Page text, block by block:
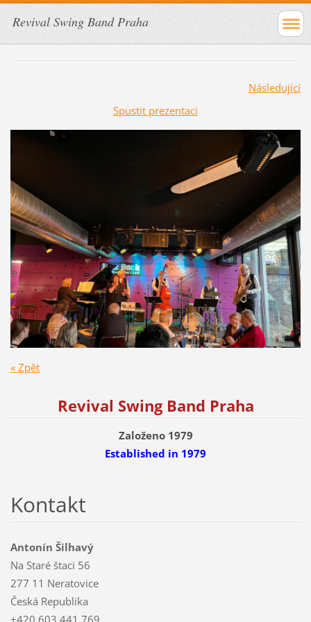
Revival Swing Band Praha
Následující
Spustit prezentaci
« Zpět
Revival Swing Band Praha
Založeno 1979
Established in 1979
Kontakt
Antonín Šilhavý
Na Staré štaci 56
277 11 Neratovice
Česká Republika
+420 603 441 769